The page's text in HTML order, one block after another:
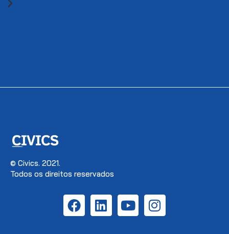
© Civics. 2021.
Todos os direitos reservados